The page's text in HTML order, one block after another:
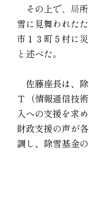
その上で、局
雪に見舞われた
市１３町５村に
と述べた。
佐藤座長は、除
Ｔ（情報通信技
入への支援を求
財政支援の声が
調し、除雪基金